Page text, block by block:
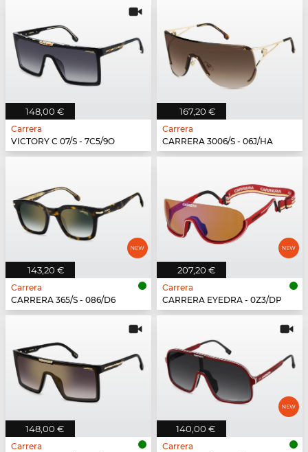
148,00 €
Carrera
VICTORY C 07/S - 7C5/9O
167,20 €
Carrera
CARRERA 3006/S - 06J/HA
143,20 €
Carrera
CARRERA 365/S - 086/D6
207,20 €
Carrera
CARRERA EYEDRA - 0Z3/DP
148,00 €
Carrera
140,00 €
Carrera